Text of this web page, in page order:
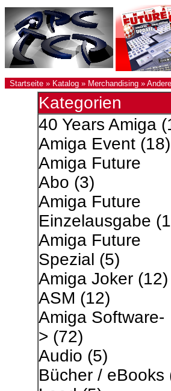
Startseite » Katalog » Merchandising » Andere
Kategorien
40 Years Amiga
Amiga Event (18)
Amiga Future
Abo (3)
Amiga Future
Einzelausgabe
Amiga Future
Spezial (5)
Amiga Joker (12)
ASM (12)
Amiga Software-
> (72)
Audio (5)
Bücher / eBooks